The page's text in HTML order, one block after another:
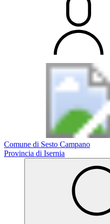
Comune di Sesto Campano
Provincia di Isernia